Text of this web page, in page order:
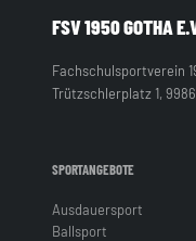
BAD
TABARZ
1887
FSV 1950 GOTHA
Fachschulsportverein
Trützschlerplatz 1,
SPORTANGEBOTE
Ausdauersport
Ballsport